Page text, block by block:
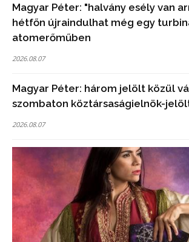
Magyar Péter: "halvány esély van
hétfőn újraindulhat még egy
atomerőműben
2026.08.07
Magyar Péter: három jelölt közül
szombaton köztársaságielnök-
2026.08.07